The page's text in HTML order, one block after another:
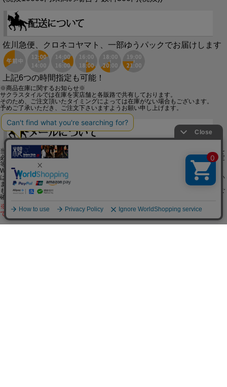
佐川急便、クロネコヤマト、一部ゆうパックでお届けします
上記6つの時間指定も可能！
※商品在庫に関するお知らせ※
サクラスタイルでは在庫を実店舗と各販路で共有しております。
そのため、ご注文頂いたタイミングによっては在庫がない場合もございます。
予めご了承いただき、ご注文下さいますようお願い申し上げます。
当店からお客様へ、ご注文を頂いた後に「ご注文確認メール」「発送メール」等を
必ずお送りしております。ですが稀にお客様のサーバーのエラーやメール受信設定
等により、メールがお客様へお届けできていない場合がございます。
WEBのフリーメールやプロバイダの迷惑メールフィルタを使用されているお客様
は、当店からのメールが迷惑メールフォルダに振り分けられている可能性もござい
ます。
もしも、当店からのメールが届かない場合は、ご使用されているメールの設定をご
確認ください。
※ご注文後【3営業日】を過ぎても弊社よりメールが届かない場合はお手数
ですが、お電話より（078-332-2013）お問い合わせください。